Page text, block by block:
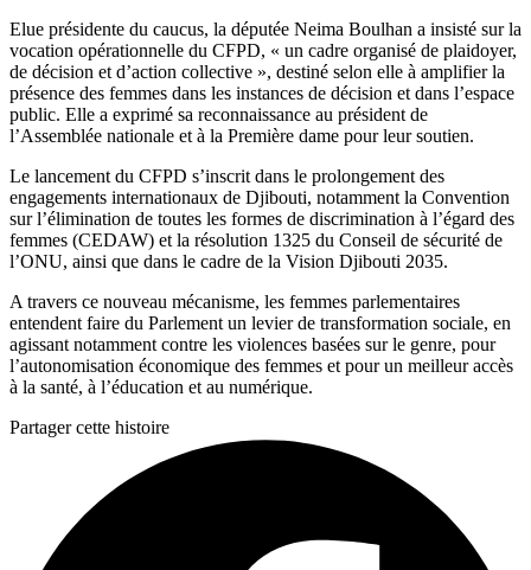
Elue présidente du caucus, la députée Neima Boulhan a insisté sur la
vocation opérationnelle du CFPD, « un cadre organisé de plaidoyer,
de décision et d’action collective », destiné selon elle à amplifier la
présence des femmes dans les instances de décision et dans l’espace
public. Elle a exprimé sa reconnaissance au président de
l’Assemblée nationale et à la Première dame pour leur soutien.
Le lancement du CFPD s’inscrit dans le prolongement des
engagements internationaux de Djibouti, notamment la Convention
sur l’élimination de toutes les formes de discrimination à l’égard des
femmes (CEDAW) et la résolution 1325 du Conseil de sécurité de
l’ONU, ainsi que dans le cadre de la Vision Djibouti 2035.
A travers ce nouveau mécanisme, les femmes parlementaires
entendent faire du Parlement un levier de transformation sociale, en
agissant notamment contre les violences basées sur le genre, pour
l’autonomisation économique des femmes et pour un meilleur accès
à la santé, à l’éducation et au numérique.
Partager cette histoire